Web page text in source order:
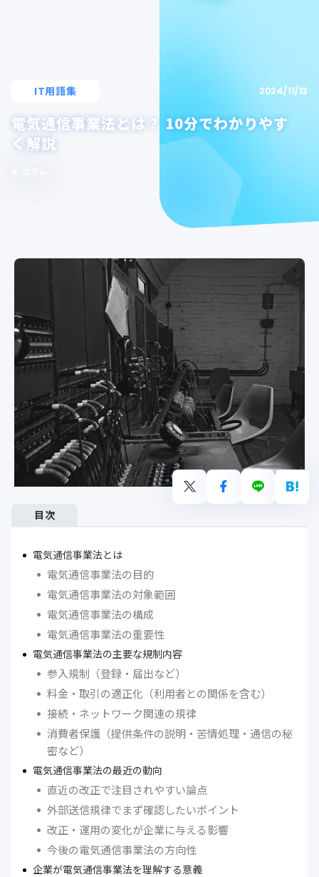
IT用語集 2024/11/13
電気通信事業法とは？ 10分でわかりやす
く解説
目次
電気通信事業法とは
電気通信事業法の目的
電気通信事業法の対象範囲
電気通信事業法の構成
電気通信事業法の重要性
電気通信事業法の主要な規制内容
参入規制（登録・届出など）
料金・取引の適正化（利用者との関係を含む）
接続・ネットワーク関連の規律
消費者保護（提供条件の説明・苦情処理・通信の秘
密など）
電気通信事業法の最近の動向
直近の改正で注目されやすい論点
外部送信規律でまず確認したいポイント
改正・運用の変化が企業に与える影響
今後の電気通信事業法の方向性
企業が電気通信事業法を理解する意義